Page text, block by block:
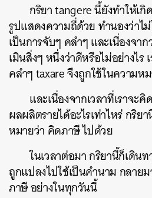
กริยาtangereนี้ยังทำให้เกิ
รูปแสดงความถี่ด้วย ทำนองว่าไ
เป็นการจับๆ คลำๆ และเนื่องจาก
เมินสิ่งๆ หนึ่งว่าดีหรือไม่อย่างไร
คลำๆtaxareจึงถูกใช้ในความห
และเนื่องจากเวลาที่เราจะ
ผลผลิตรายได้อะไรเท่าไหร่ กริย
หมายว่า คิดภาษี ไปด้วย
ในเวลาต่อมา กริยานี้ก็เดิน
ถูกแปลงไปใช้เป็นคำนาม กลาย
ภาษี อย่างในทุกวันนี้